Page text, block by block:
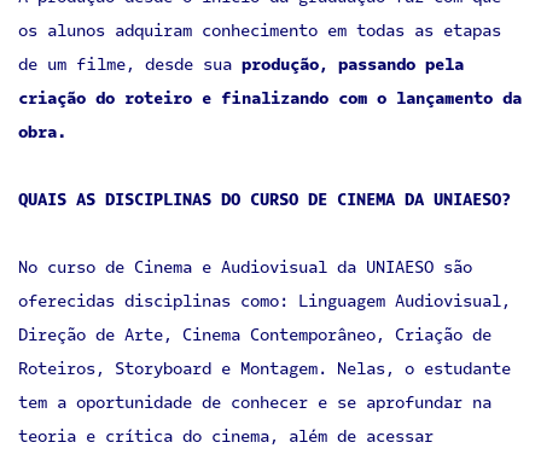
os alunos adquiram conhecimento em todas as etapas
de um filme, desde sua produção, passando pela
criação do roteiro e finalizando com o lançamento da
obra.
QUAIS AS DISCIPLINAS DO CURSO DE CINEMA DA UNIAESO?
No curso de Cinema e Audiovisual da UNIAESO são
oferecidas disciplinas como: Linguagem Audiovisual,
Direção de Arte, Cinema Contemporâneo, Criação de
Roteiros, Storyboard e Montagem. Nelas, o estudante
tem a oportunidade de conhecer e se aprofundar na
teoria e crítica do cinema, além de acessar